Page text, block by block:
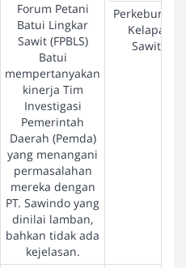
Forum Petani
Batui Lingkar
Sawit (FPBLS)
Batui
mempertanyakan
kinerja Tim
Investigasi
Pemerintah
Daerah (Pemda)
yang menangani
permasalahan
mereka dengan
PT. Sawindo yang
dinilai lamban,
bahkan tidak ada
kejelasan.
Perkebunan
Kelapa
Sawit